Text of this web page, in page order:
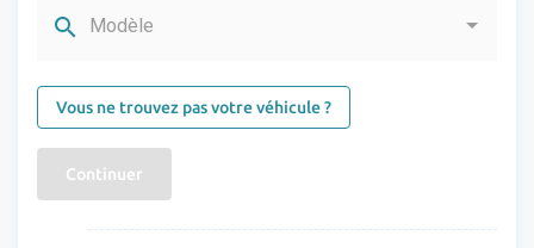
search Modèle
Vous ne trouvez pas votre véhicule ?
Continuer